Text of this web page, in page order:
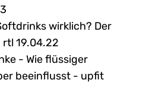
wirklich? Der
19.04.22
- Wie flüssiger
beeinflusst - upfit